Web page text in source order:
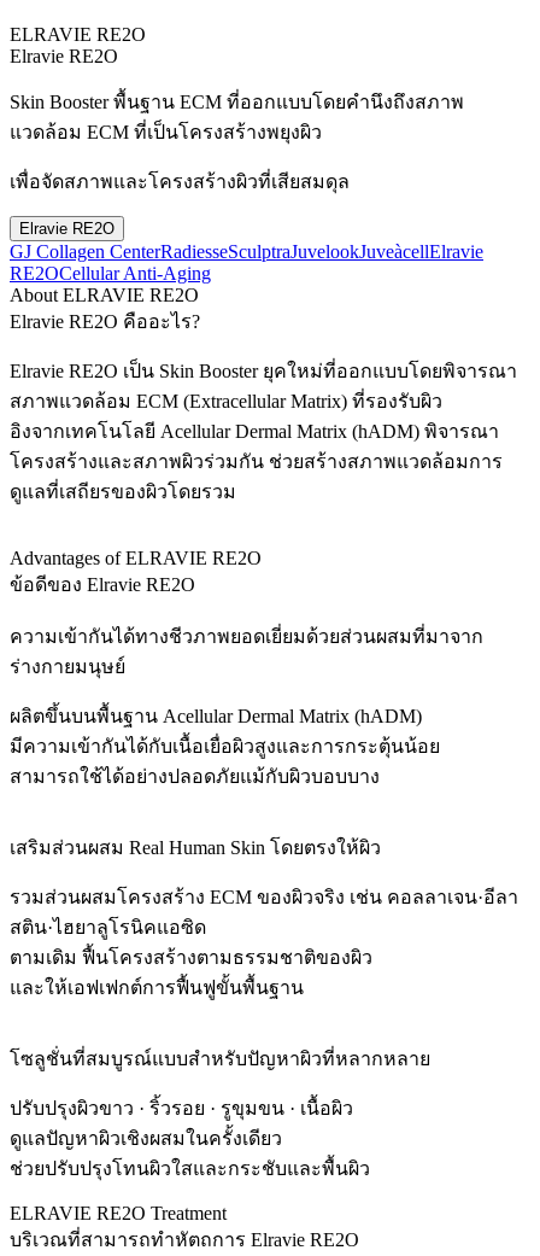
ELRAVIE RE2O
Elravie RE2O
Skin Booster พื้นฐาน ECM ที่ออกแบบโดยคำนึงถึงสภาพ
แวดล้อม ECM ที่เป็นโครงสร้างพยุงผิว
เพื่อจัดสภาพและโครงสร้างผิวที่เสียสมดุล
Elravie RE2O
GJ Collagen CenterRadiesseSculptraJuvelookJuveàcellElravie
RE2OCellular Anti-Aging
About ELRAVIE RE2O
Elravie RE2O คืออะไร?
Elravie RE2O เป็น Skin Booster ยุคใหม่ที่ออกแบบโดยพิจารณา
สภาพแวดล้อม ECM (Extracellular Matrix) ที่รองรับผิว
อิงจากเทคโนโลยี Acellular Dermal Matrix (hADM) พิจารณา
โครงสร้างและสภาพผิวร่วมกัน ช่วยสร้างสภาพแวดล้อมการ
ดูแลที่เสถียรของผิวโดยรวม
Advantages of ELRAVIE RE2O
ข้อดีของ Elravie RE2O
ความเข้ากันได้ทางชีวภาพยอดเยี่ยมด้วยส่วนผสมที่มาจาก
ร่างกายมนุษย์
ผลิตขึ้นบนพื้นฐาน Acellular Dermal Matrix (hADM)
มีความเข้ากันได้กับเนื้อเยื่อผิวสูงและการกระตุ้นน้อย
สามารถใช้ได้อย่างปลอดภัยแม้กับผิวบอบบาง
เสริมส่วนผสม Real Human Skin โดยตรงให้ผิว
รวมส่วนผสมโครงสร้าง ECM ของผิวจริง เช่น คอลลาเจน·อีลา
สติน·ไฮยาลูโรนิคแอซิด
ตามเดิม ฟื้นโครงสร้างตามธรรมชาติของผิว
และให้เอฟเฟกต์การฟื้นฟูขั้นพื้นฐาน
โซลูชั่นที่สมบูรณ์แบบสำหรับปัญหาผิวที่หลากหลาย
ปรับปรุงผิวขาว · ริ้วรอย · รูขุมขน · เนื้อผิว
ดูแลปัญหาผิวเชิงผสมในครั้งเดียว
ช่วยปรับปรุงโทนผิวใสและกระชับและพื้นผิว
ELRAVIE RE2O Treatment
บริเวณที่สามารถทำหัตถการ Elravie RE2O